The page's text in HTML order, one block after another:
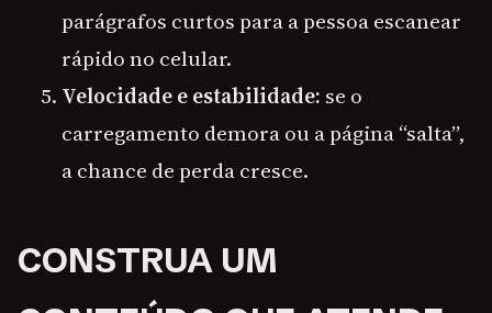
parágrafos curtos para a pessoa escanear
rápido no celular.
Velocidade e estabilidade: se o
carregamento demora ou a página “salta”,
a chance de perda cresce.
CONSTRUA UM